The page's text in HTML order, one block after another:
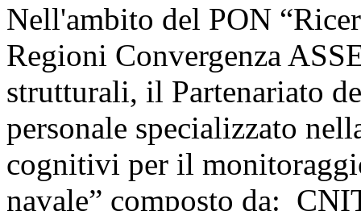
Nell'ambito del PON
Regioni Convergenza
strutturali, il Partenariato
personale specializzato
cognitivi per il
navale” composto da: